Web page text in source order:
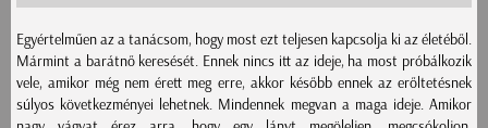
Egyértelműen az a tanácsom, hogy most ezt teljesen kapcsolja ki az életéből.
Mármint a barátnő keresését. Ennek nincs itt az ideje, ha most próbálkozik
vele, amikor még nem érett meg erre, akkor később ennek az erőltetésnek
súlyos következményei lehetnek. Mindennek megvan a maga ideje. Amikor